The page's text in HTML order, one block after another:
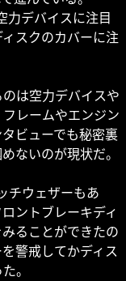
力デバイスに注目
スクのカバーに注
は空力デバイスや
レームやエンジン
ビューでも秘密裏
ないのが現状だ。
チウェザーもあ
ントブレーキディ
ることができたの
警戒してかディス
。